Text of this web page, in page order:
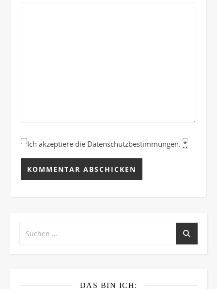
Ich akzeptiere die Datenschutzbestimmungen. *
DAS BIN ICH: